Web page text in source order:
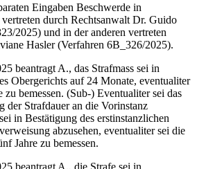
Eingaben Beschwerde in
durch Rechtsanwalt Dr. Guido
2025) und in der anderen vertreten
Hasler (Verfahren 6B_326/2025).
beantragt A., das Strafmass sei in
Obergerichts auf 24 Monate, eventualiter
bemessen. (Sub-) Eventualiter sei das
der Strafdauer an die Vorinstanz
in Bestätigung des erstinstanzlichen
abzusehen, eventualiter sei die
Jahre zu bemessen.
beantragt A., die Strafe sei in